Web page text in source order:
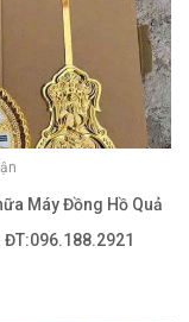
Máy Đồng Hồ Quả
ĐT:096.188.2921